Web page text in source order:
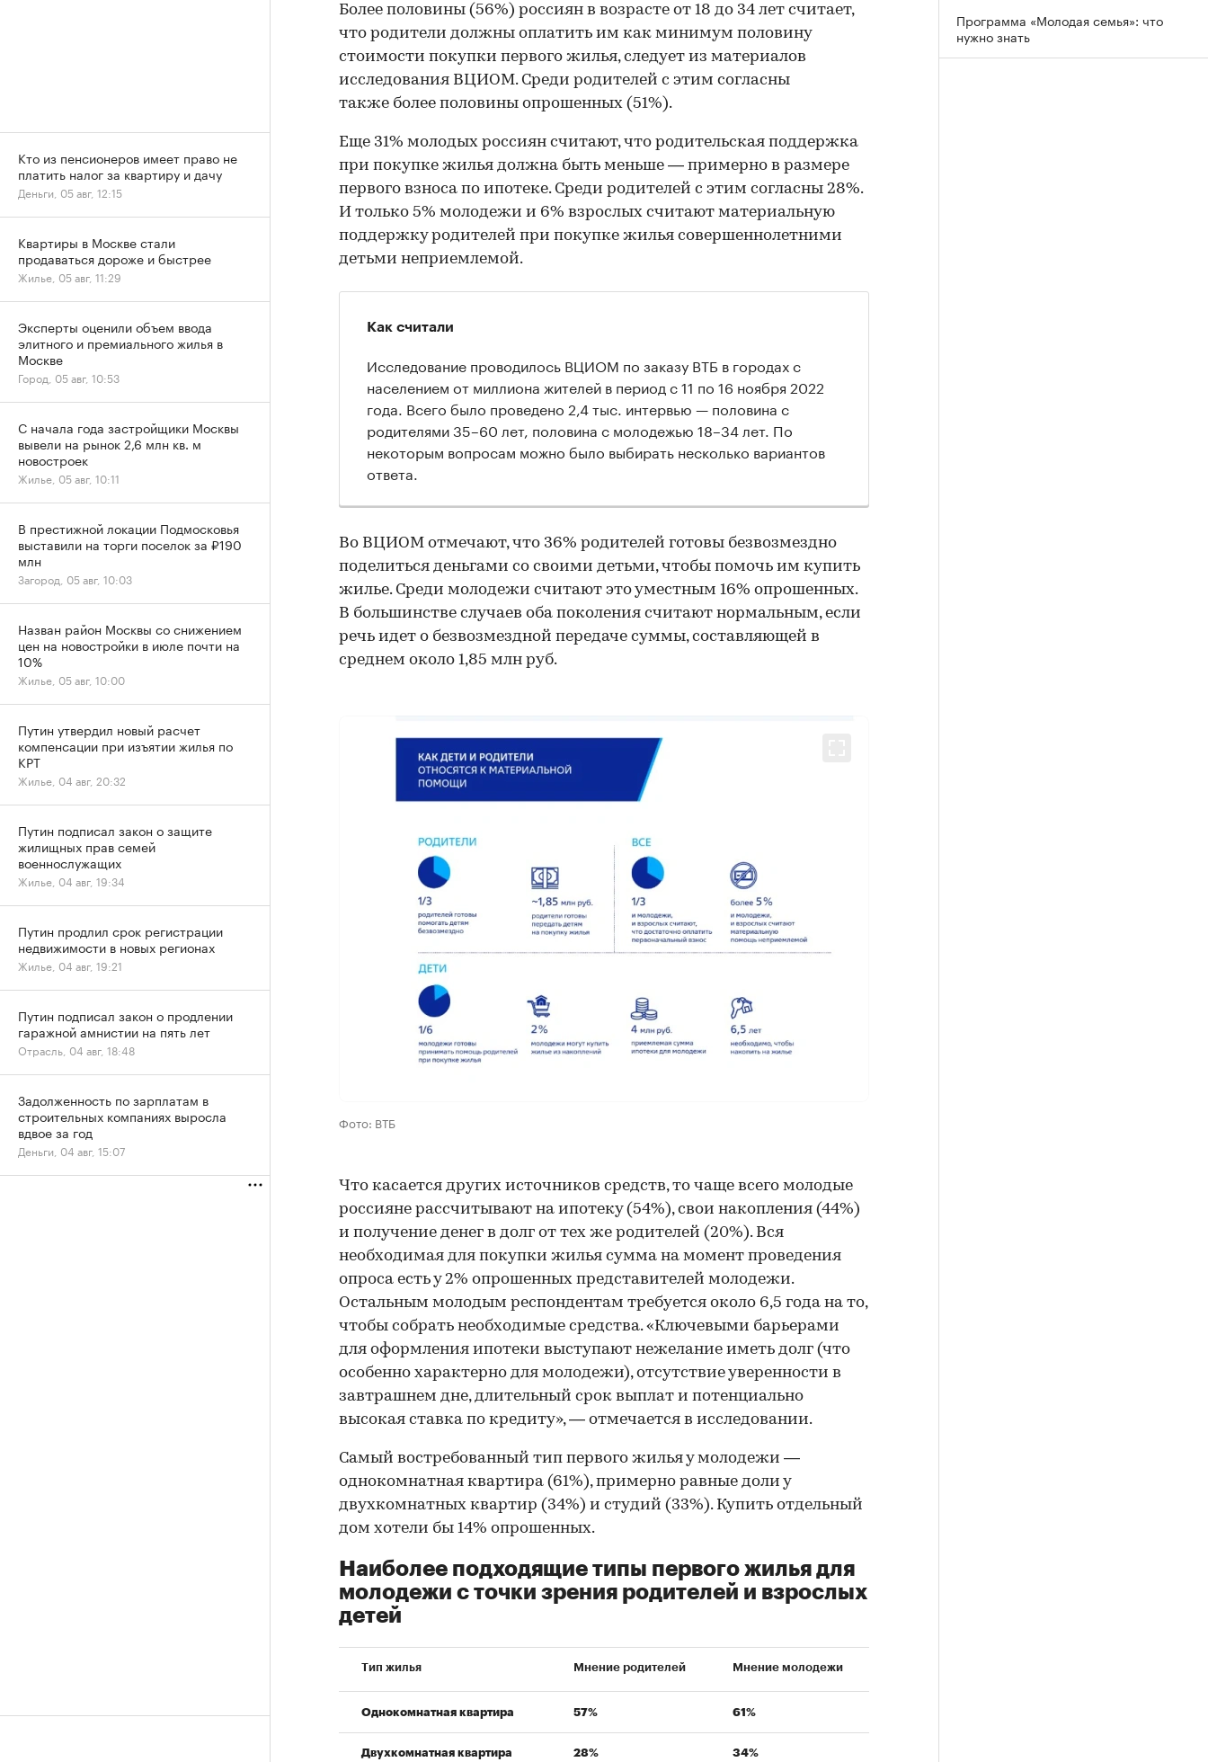
Более половины (56%) россиян в возрасте от 18 до 34 лет считает,
что родители должны оплатить им как минимум половину
стоимости покупки первого жилья, следует из материалов
исследования ВЦИОМ. Среди родителей с этим согласны
также более половины опрошенных (51%).
Еще 31% молодых россиян считают, что родительская поддержка
при покупке жилья должна быть меньше — примерно в размере
первого взноса по ипотеке. Среди родителей с этим согласны 28%.
И только 5% молодежи и 6% взрослых считают материальную
поддержку родителей при покупке жилья совершеннолетними
детьми неприемлемой.
Как считали
Исследование проводилось ВЦИОМ по заказу ВТБ в городах с
населением от миллиона жителей в период с 11 по 16 ноября 2022
года. Всего было проведено 2,4 тыс. интервью — половина с
родителями 35–60 лет, половина с молодежью 18–34 лет. По
некоторым вопросам можно было выбирать несколько вариантов
ответа.
Во ВЦИОМ отмечают, что 36% родителей готовы безвозмездно
поделиться деньгами со своими детьми, чтобы помочь им купить
жилье. Среди молодежи считают это уместным 16% опрошенных.
В большинстве случаев оба поколения считают нормальным, если
речь идет о безвозмездной передаче суммы, составляющей в
среднем около 1,85 млн руб.
Фото: ВТБ
Что касается других источников средств, то чаще всего молодые
россияне рассчитывают на ипотеку (54%), свои накопления (44%)
и получение денег в долг от тех же родителей (20%). Вся
необходимая для покупки жилья сумма на момент проведения
опроса есть у 2% опрошенных представителей молодежи.
Остальным молодым респондентам требуется около 6,5 года на то,
чтобы собрать необходимые средства. «Ключевыми барьерами
для оформления ипотеки выступают нежелание иметь долг (что
особенно характерно для молодежи), отсутствие уверенности в
завтрашнем дне, длительный срок выплат и потенциально
высокая ставка по кредиту», — отмечается в исследовании.
Самый востребованный тип первого жилья у молодежи —
однокомнатная квартира (61%), примерно равные доли у
двухкомнатных квартир (34%) и студий (33%). Купить отдельный
дом хотели бы 14% опрошенных.
Наиболее подходящие типы первого жилья для
молодежи с точки зрения родителей и взрослых
детей
Тип жилья Мнение родителей Мнение молодежи
Однокомнатная квартира 57% 61%
Двухкомнатная квартира 28% 34%
Программа «Молодая семья»: что
нужно знать
Кто из пенсионеров имеет право не
платить налог за квартиру и дачу
Деньги, 05 авг, 12:15
Квартиры в Москве стали
продаваться дороже и быстрее
Жилье, 05 авг, 11:29
Эксперты оценили объем ввода
элитного и премиального жилья в
Москве
Город, 05 авг, 10:53
С начала года застройщики Москвы
вывели на рынок 2,6 млн кв. м
новостроек
Жилье, 05 авг, 10:11
В престижной локации Подмосковья
выставили на торги поселок за ₽190
млн
Загород, 05 авг, 10:03
Назван район Москвы со снижением
цен на новостройки в июле почти на
10%
Жилье, 05 авг, 10:00
Путин утвердил новый расчет
компенсации при изъятии жилья по
КРТ
Жилье, 04 авг, 20:32
Путин подписал закон о защите
жилищных прав семей
военнослужащих
Жилье, 04 авг, 19:34
Путин продлил срок регистрации
недвижимости в новых регионах
Жилье, 04 авг, 19:21
Путин подписал закон о продлении
гаражной амнистии на пять лет
Отрасль, 04 авг, 18:48
Задолженность по зарплатам в
строительных компаниях выросла
вдвое за год
Деньги, 04 авг, 15:07